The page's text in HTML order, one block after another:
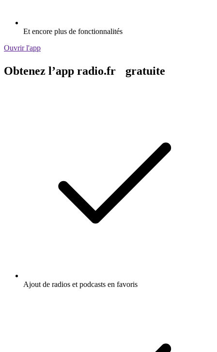
Et encore plus de fonctionnalités
Ouvrir l'app
Obtenez l’app radio.fr gratuite
Ajout de radios et podcasts en favoris